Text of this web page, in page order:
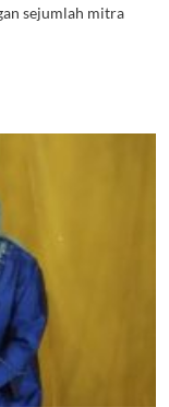
sejumlah mitra